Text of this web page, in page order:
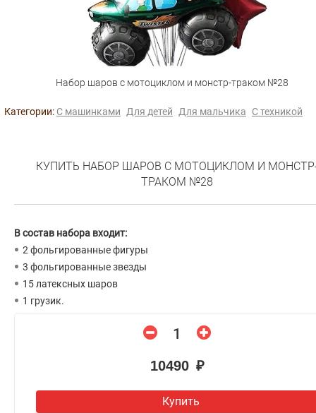
Набор шаров с мотоциклом и монстр-траком №28
Категории: С машинками Для детей Для мальчика С техникой
КУПИТЬ НАБОР ШАРОВ С МОТОЦИКЛОМ И
ТРАКОМ №28
В состав набора входит:
2 фольгированные фигуры
3 фольгированные звезды
15 латексных шаров
1 грузик.
10490 ₽
Купить